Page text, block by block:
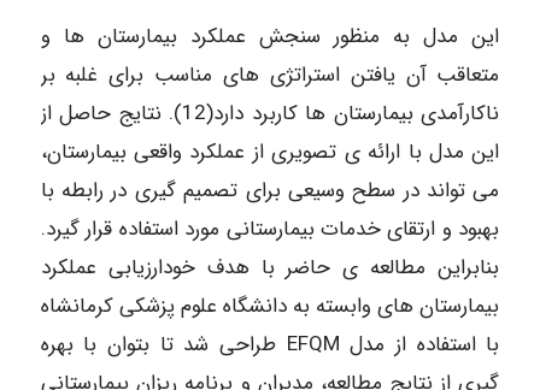
این مدل به منظور سنجش عملکرد بیمارستان ها و
متعاقب آن یافتن استراتژی های مناسب برای غلبه بر
ناکارآمدی بیمارستان ها کاربرد دارد(12). نتایج حاصل از
این مدل با ارائه ی تصویری از عملکرد واقعی بیمارستان،
می تواند در سطح وسیعی برای تصمیم گیری در رابطه با
بهبود و ارتقای خدمات بیمارستانی مورد استفاده قرار گیرد.
بنابراین مطالعه ی حاضر با هدف خودارزیابی عملکرد
بیمارستان های وابسته به دانشگاه علوم پزشکی کرمانشاه
با استفاده از مدل EFQM طراحی شد تا بتوان با بهره